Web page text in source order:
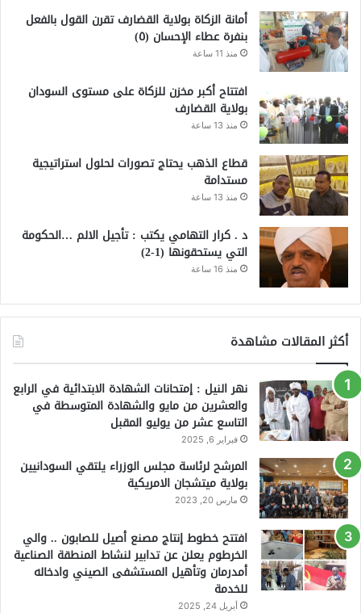
أمانة الزكاة بولاية القضارف تقرن القول بالفعل
بنفرة عطاء الإحسان (٥)
منذ 11 ساعة
افتتاح أكبر مخزن للزكاة على مستوى السودان
بولاية القضارف
منذ 13 ساعة
قطاع الذهب يحتاج تصورات لحلول استراتيجية
مستدامة
منذ 13 ساعة
د . كرار التهامي يكتب : تأجيل الالم …الحكومة
التي يستحقونها (1-2)
منذ 16 ساعة
أكثر المقالات مشاهدة
نهر النيل : إمتحانات الشهادة الابتدائية في الرابع
والعشرين من مايو والشهادة المتوسطة في
التاسع عشر من يوليو المقبل
فبراير 6, 2025
المرشح لرئاسة مجلس الوزراء يلتقي السودانيين
بولاية ميتشجان الامريكية
مارس 20, 2023
افتتح خطوط إنتاج مصنع أصيل للصابون .. والي
الخرطوم يعلن عن تدابير لنشاط المنطقة الصناعية
أمدرمان وتأهيل المستشفى الصيني وادخاله
للخدمة
أبريل 24, 2025